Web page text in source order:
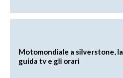
Motomondiale a silverstone, la
guida tv e gli orari